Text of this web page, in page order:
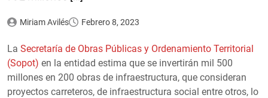
Miriam Avilés Febrero 8, 2023
La Secretaría de Obras Públicas y Ordenamiento Territorial
(Sopot) en la entidad estima que se invertirán mil 500
millones en 200 obras de infraestructura, que consideran
proyectos carreteros, de infraestructura social entre otros, lo